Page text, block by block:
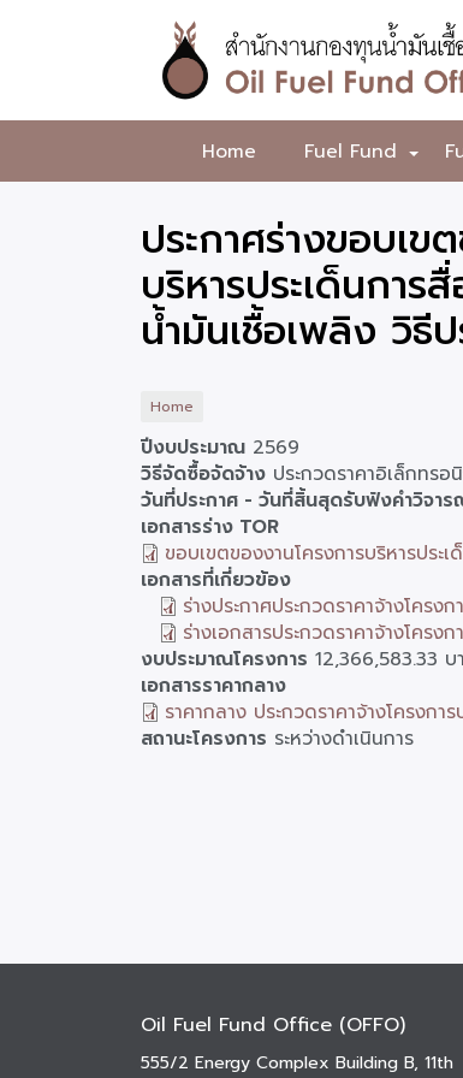
สำนักงาน
กองทุน
น้ำมัน
เชื้อ
เพลิง
Home +
Fuel Fund
ประกาศร่างขอบเข
บริหารประเด็นกา
น้ำมันเชื้อเพลิง วิธี
Home
ปีงบประมาณ 2569
วิธีจัดซื้อจัดจ้าง ประกวดราคาอิเล็กทร
วันที่ประกาศ - วันที่สิ้นสุดรับฟังคำวิจา
เอกสารร่าง TOR
ขอบเขตของงานโครงการบริหารปร
เอกสารที่เกี่ยวข้อง
ร่างประกาศประกวดราคาจ้างโคร
ร่างเอกสารประกวดราคาจ้างโคร
งบประมาณโครงการ 12,366,583.33 บ
เอกสารราคากลาง
ราคากลาง ประกวดราคาจ้างโครงก
สถานะโครงการ ระหว่างดำเนินการ
Oil Fuel Fund Office (OFFO)
555/2 Energy Complex Building B, 11th